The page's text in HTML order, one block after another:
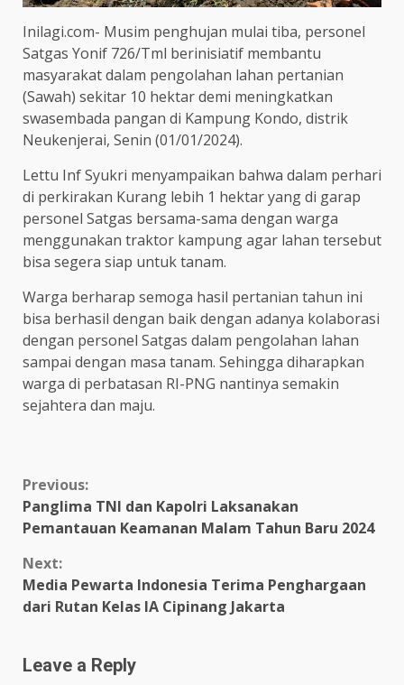
Inilagi.com- Musim penghujan mulai tiba, personel
Satgas Yonif 726/Tml berinisiatif membantu
masyarakat dalam pengolahan lahan pertanian
(Sawah) sekitar 10 hektar demi meningkatkan
swasembada pangan di Kampung Kondo, distrik
Neukenjerai, Senin (01/01/2024).
Lettu Inf Syukri menyampaikan bahwa dalam perhari
di perkirakan Kurang lebih 1 hektar yang di garap
personel Satgas bersama-sama dengan warga
menggunakan traktor kampung agar lahan tersebut
bisa segera siap untuk tanam.
Warga berharap semoga hasil pertanian tahun ini
bisa berhasil dengan baik dengan adanya kolaborasi
dengan personel Satgas dalam pengolahan lahan
sampai dengan masa tanam. Sehingga diharapkan
warga di perbatasan RI-PNG nantinya semakin
sejahtera dan maju.
Continue
Reading
Previous:
Panglima TNI dan Kapolri Laksanakan
Pemantauan Keamanan Malam Tahun Baru 2024
Next:
Media Pewarta Indonesia Terima Penghargaan
dari Rutan Kelas IA Cipinang Jakarta
Leave a Reply